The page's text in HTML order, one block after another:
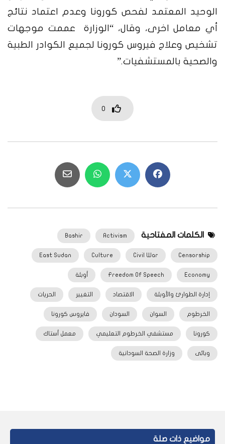
الوحيد المعتمد لفحص كورونا وعدم اعتماد نتائج
أي معامل اخرى، وقال، “الوزارة عممت موجهات
تشخيص وعلاج فيروس كورونا لجميع الكوادر الطبية
والصحية بالمستشفيات.”
0
الكلمات المفتاحية Activism
Bashir
Censorship
Civil War
Culture
East Sudan
Economy
Freedom Of Speech أوبئة
إدارة الطوارئ والأوبئة الاقتصاد التغيير الحريات
الخرطوم السوان السودان فايروس كورونا
كورونا مستشفي الخرطوم التعليمي معمل أستاك
وبائى وزارة الصحة السودانية
مواضيع ذات صلة